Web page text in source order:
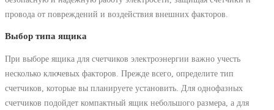
провода от повреждений и воздействия внешних факторов.
Выбор типа ящика
При выборе ящика для счетчиков электроэнергии важно учесть
несколько ключевых факторов. Прежде всего, определите тип
счетчиков, которые вы планируете установить. Для однофазных
счетчиков подойдет компактный ящик небольшого размера, а для